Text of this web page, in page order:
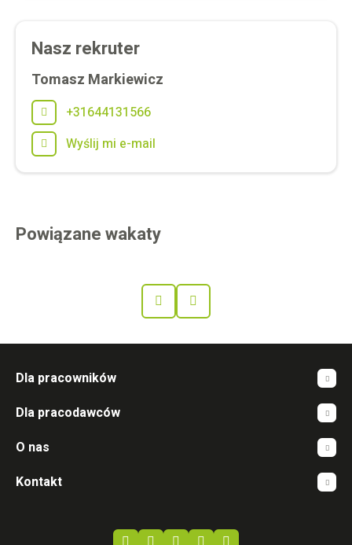
Nasz rekruter
Tomasz Markiewicz
+31644131566
Wyślij mi e-mail
Powiązane wakaty
Prev
Dla pracowników
Dla pracodawców
O nas
Kontakt